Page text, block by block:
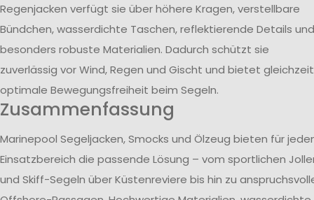
Regenjacken verfügt sie über höhere Kragen, verstellbare
Bündchen, wasserdichte Taschen, reflektierende Details und
besonders robuste Materialien. Dadurch schützt sie
zuverlässig vor Wind, Regen und Gischt und bietet
optimale Bewegungsfreiheit beim Segeln.
Zusammenfassung
Marinepool Segeljacken, Smocks und Ölzeug bieten für
Einsatzbereich die passende Lösung – vom sportlichen
und Skiff-Segeln über Küstenreviere bis hin zu